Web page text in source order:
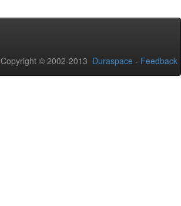
Copyright © 2002-2013 Duraspace - Feedback